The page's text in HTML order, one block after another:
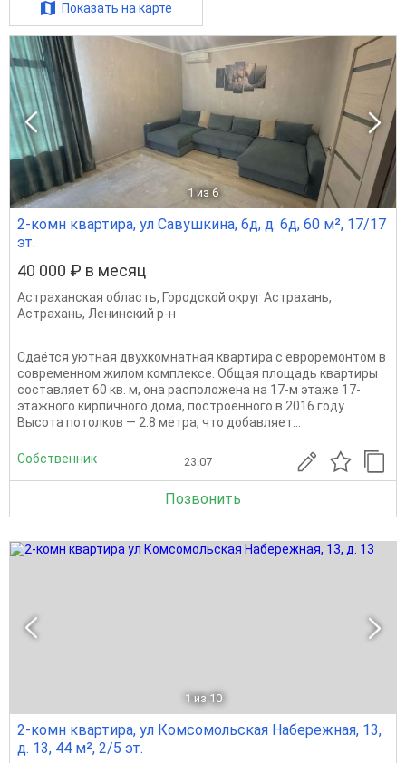
Показать на карте
1 из 6
2-комн квартира, ул Савушкина, 6д, д. 6д, 60 м², 17/17
эт.
40 000 ₽ в месяц
Астраханская область, Городской округ Астрахань,
Астрахань, Ленинский р-н
Сдаётся уютная двухкомнатная квартира с евроремонтом в
современном жилом комплексе. Общая площадь квартиры
составляет 60 кв. м, она расположена на 17-м этаже 17-
этажного кирпичного дома, построенного в 2016 году.
Высота потолков — 2.8 метра, что добавляет...
Собственник 23.07
Позвонить
1 из 10
2-комн квартира, ул Комсомольская Набережная, 13,
д. 13, 44 м², 2/5 эт.